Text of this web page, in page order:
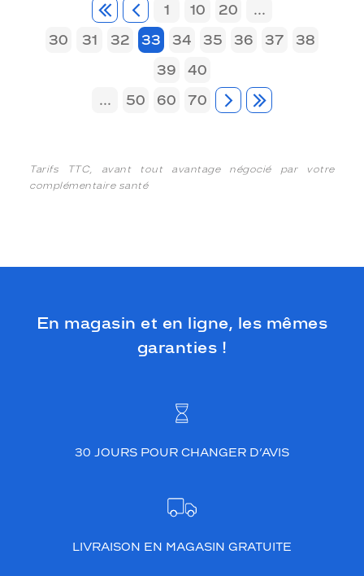
1 10 20
...
30
31 32 33 34 35 36 37
38
39
40
...
50 60 70
Tarifs TTC, avant tout avantage négocié par votre
complémentaire santé
En magasin et en ligne, les mêmes
garanties !
30 JOURS POUR CHANGER D’AVIS
LIVRAISON EN MAGASIN GRATUITE